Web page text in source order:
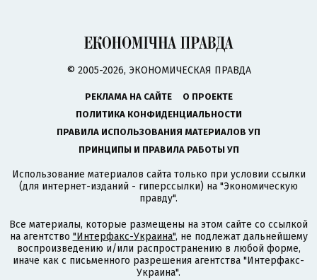
© 2005-2026, ЭКОНОМИЧЕСКАЯ ПРАВДА
РЕКЛАМА НА САЙТЕ
О ПРОЕКТЕ
ПОЛИТИКА КОНФИДЕНЦИАЛЬНОСТИ
ПРАВИЛА ИСПОЛЬЗОВАНИЯ МАТЕРИАЛОВ УП
ПРИНЦИПЫ И ПРАВИЛА РАБОТЫ УП
Использование материалов сайта только при условии ссылки
(для интернет-изданий - гиперссылки) на "Экономическую
правду".
Все материалы, которые размещены на этом сайте со ссылкой
на агентство "Интерфакс-Украина", не подлежат дальнейшему
воспроизведению и/или распространению в любой форме,
иначе как с письменного разрешения агентства "Интерфакс-
Украина".